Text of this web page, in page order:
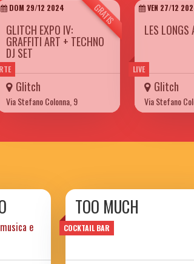
GRATIS
DOM 29/12 2024
GLITCH EXPO IV:
GRAFFITI ART + TECHNO
DJ SET
Glitch
Via Stefano Colonna, 9
LIVE
VEN 27/12
LES LONGS
Glitch
Via Stefano
e
COCKTAIL BAR
TOO MUCH
wine bar